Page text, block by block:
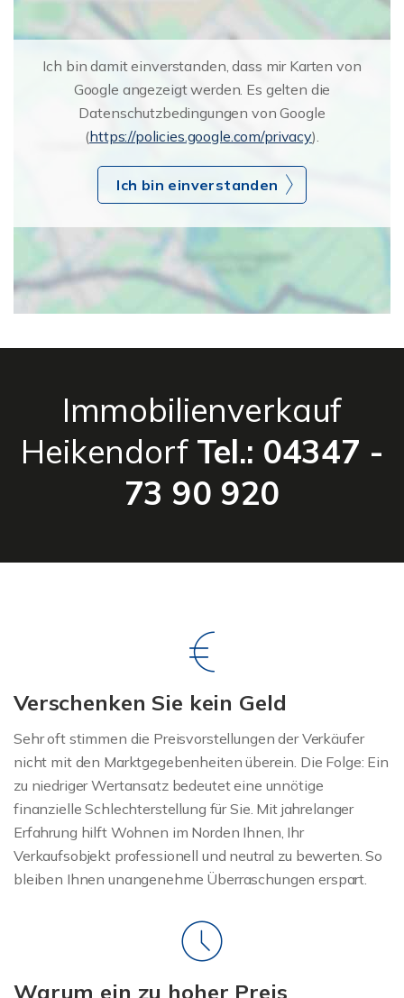
Ich bin damit einverstanden, dass mir Karten von
Google angezeigt werden. Es gelten die
Datenschutzbedingungen von Google
(https://policies.google.com/privacy).
Ich bin einverstanden
Immobilienverkauf
Heikendorf Tel.: 04347 -
73 90 920
Verschenken Sie kein Geld
Sehr oft stimmen die Preisvorstellungen der Verkäufer
nicht mit den Marktgegebenheiten überein. Die Folge: Ein
zu niedriger Wertansatz bedeutet eine unnötige
finanzielle Schlechterstellung für Sie. Mit jahrelanger
Erfahrung hilft Wohnen im Norden Ihnen, Ihr
Verkaufsobjekt professionell und neutral zu bewerten. So
bleiben Ihnen unangenehme Überraschungen erspart.
Warum ein zu hoher Preis